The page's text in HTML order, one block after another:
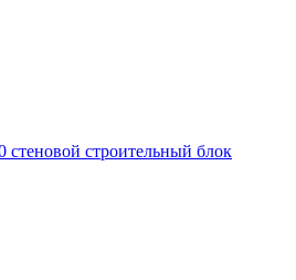
стеновой строительный блок